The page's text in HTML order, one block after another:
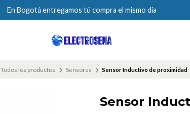
En Bogotá entregamos tú compra el mismo día
Todos los productos Sensores Sensor Inductivo de proximidad
Sensor